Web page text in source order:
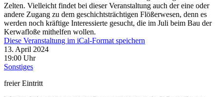
Zelten. Vielleicht findet bei dieser Veranstaltung auch der eine oder
andere Zugang zu dem geschichtsträchtigen Flößerwesen, denn es
werden noch kräftige Interessierte gesucht, die im Juli beim Bau der
Kerwafloße mithelfen wollen.
Diese Veranstaltung im iCal-Format speichern
13. April 2024
19:00 Uhr
Sonstiges
freier Eintritt